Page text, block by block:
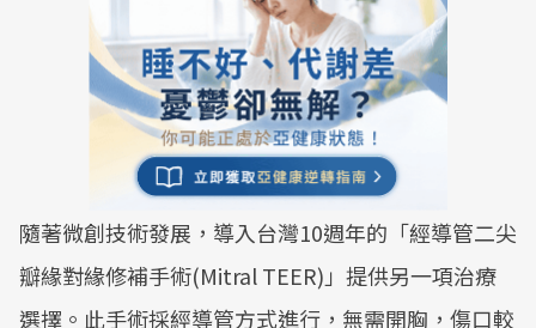
隨著微創技術發展，導入台灣10週年的「經導管二尖
瓣緣對緣修補手術(Mitral TEER)」提供另一項治療
選擇。此手術採經導管方式進行，無需開胸，傷口較